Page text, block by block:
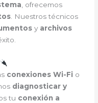
, ofrecemos
. Nuestros técnicos
y archivos
conexiones Wi-Fi o
diagnosticar y
tu conexión a